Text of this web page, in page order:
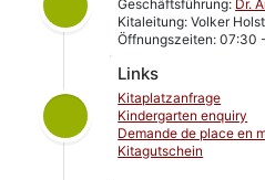
Geschäftsführung: Dr.
Kitaleitung: Volker
Öffnungszeiten: 07:30
Links
Kitaplatzanfrage
Kindergarten enquiry
Demande de place en
Kitagutschein